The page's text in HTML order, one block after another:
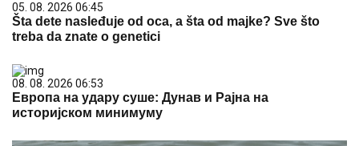
05. 08. 2026 06:45
Šta dete nasleđuje od oca, a šta od majke? Sve što
treba da znate o genetici
08. 08. 2026 06:53
Европа на удару суше: Дунав и Рајна на
историјском минимуму